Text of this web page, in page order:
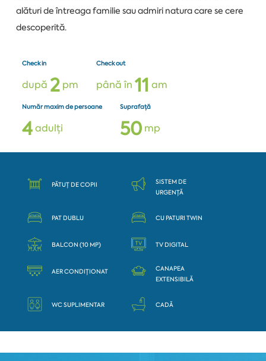
alături de întreaga familie sau admiri natura care se cere
descoperită.
Check in
după 2pm
Check out
până în 11 am
Număr maxim de persoane
4adulți
Suprafață
50mp
PĂTUȚ DE COPII
SISTEM DE
URGENȚĂ
PAT DUBLU CU PATURI TWIN
BALCON (10 MP) TV DIGITAL
AER CONDIȚIONAT
CANAPEA
EXTENSIBILĂ
WC SUPLIMENTAR CADĂ